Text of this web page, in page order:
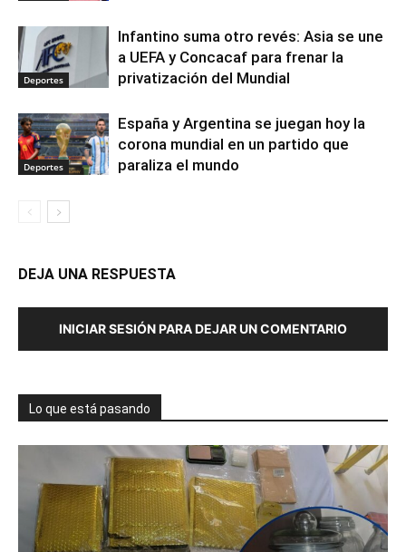
Deportes
Infantino suma otro revés: Asia se une
a UEFA y Concacaf para frenar la
privatización del Mundial
Deportes
España y Argentina se juegan hoy la
corona mundial en un partido que
paraliza el mundo
DEJA UNA RESPUESTA
INICIAR SESIÓN PARA DEJAR UN COMENTARIO
Lo que está pasando